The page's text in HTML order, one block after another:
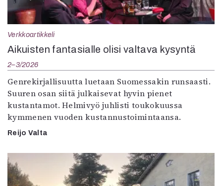
Verkkoartikkeli
Aikuisten fantasialle olisi valtava kysyntä
2–3/2026
Genrekirjallisuutta luetaan Suomessakin runsaasti.
Suuren osan siitä julkaisevat hyvin pienet
kustantamot. Helmivyö juhlisti toukokuussa
kymmenen vuoden kustannustoimintaansa.
Reijo Valta